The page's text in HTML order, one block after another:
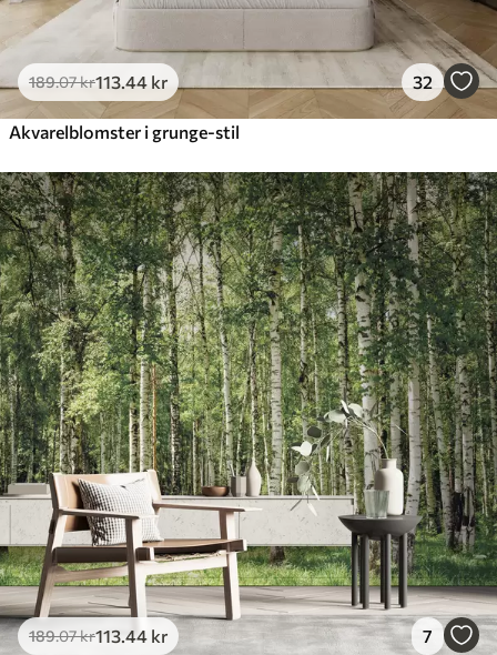
189.07kr113 .44 kr 32
Akvarelblomster i grunge-stil
189.07kr113 .44 kr 7